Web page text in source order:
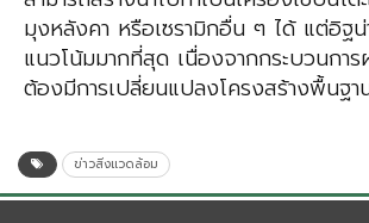
มุงหลังคา หรือเซรามิกอื่น ๆ ได้ แต่อิฐ
แนวโน้มมากที่สุด เนื่องจากกระบวนการ
ต้องมีการเปลี่ยนแปลงโครงสร้างพื้นฐา
ข่าวสิ่งแวดล้อม